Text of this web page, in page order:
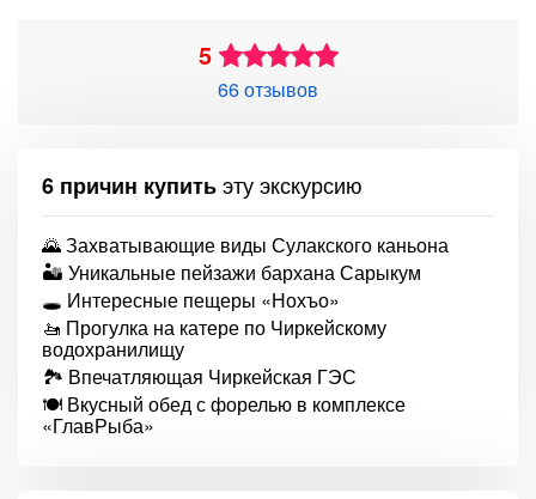
5
66 отзывов
6 причин купитьэту экскурсию
🌄 Захватывающие виды Сулакского каньона
🏜 Уникальные пейзажи бархана Сарыкум
🕳 Интересные пещеры «Нохъо»
🚤 Прогулка на катере по Чиркейскому
водохранилищу
🏞 Впечатляющая Чиркейская ГЭС
🍽 Вкусный обед с форелью в комплексе
«ГлавРыба»